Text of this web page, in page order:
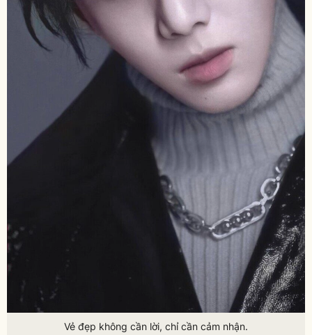
Vẻ đẹp không cần lời, chỉ cần cảm nhận.